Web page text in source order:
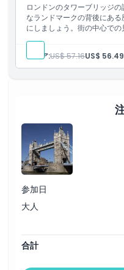
ロンドンのタワーブリッジ
なランドマークの背後にあ
にしましょう。街の中心での
シニア:US$ 57.16US$ 56.49
参加日
大人
合計